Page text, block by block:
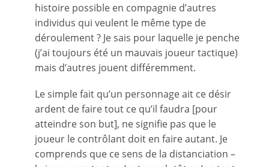
histoire possible en compagnie d’autres
individus qui veulent le même type de
déroulement ? Je sais pour laquelle je penche
(j’ai toujours été un mauvais joueur tactique)
mais d’autres jouent différemment.
Le simple fait qu’un personnage ait ce désir
ardent de faire tout ce qu’il faudra [pour
atteindre son but], ne signifie pas que le
joueur le contrôlant doit en faire autant. Je
comprends que ce sens de la distanciation –